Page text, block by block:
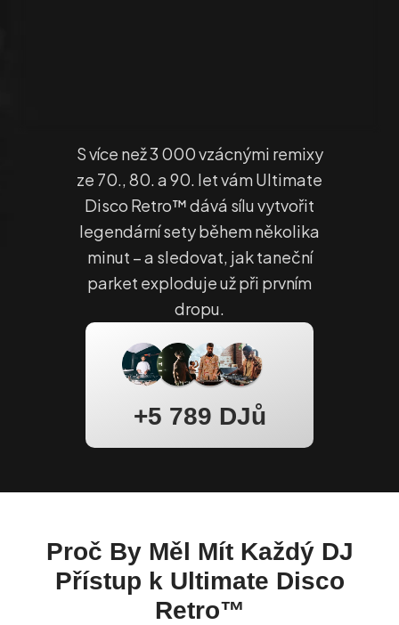
S více než 3 000 vzácnými remixy
ze 70., 80. a 90. let vám Ultimate
Disco Retro™ dává sílu vytvořit
legendární sety během několika
minut – a sledovat, jak taneční
parket exploduje už při prvním
dropu.
+5 789 DJů
Proč By Měl Mít Každý DJ
Přístup k Ultimate Disco
Retro™